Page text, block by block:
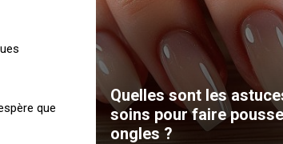
que
Quelles sont les
soins pour faire
ongles ?